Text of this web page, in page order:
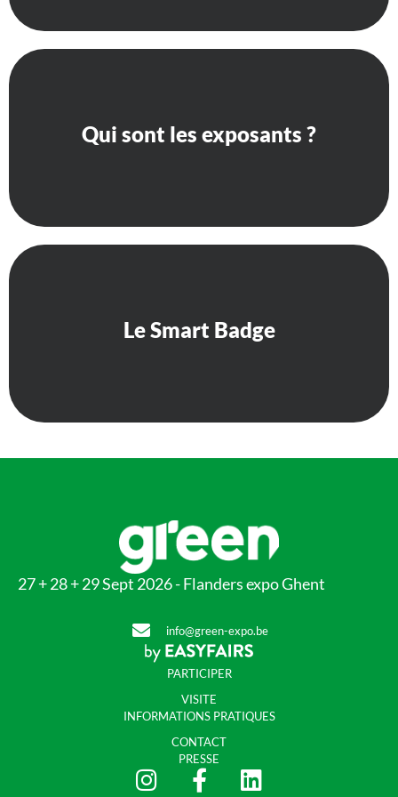
Qui sont les exposants ?
Qui sont les exposants ?
Le Smart Badge
Le Smart Badge
27 + 28 + 29 Sept 2026 - Flanders expo Ghent
info@green-expo.be
PARTICIPER
VISITE
INFORMATIONS PRATIQUES
CONTACT
PRESSE